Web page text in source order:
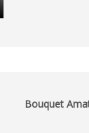
Bouquet